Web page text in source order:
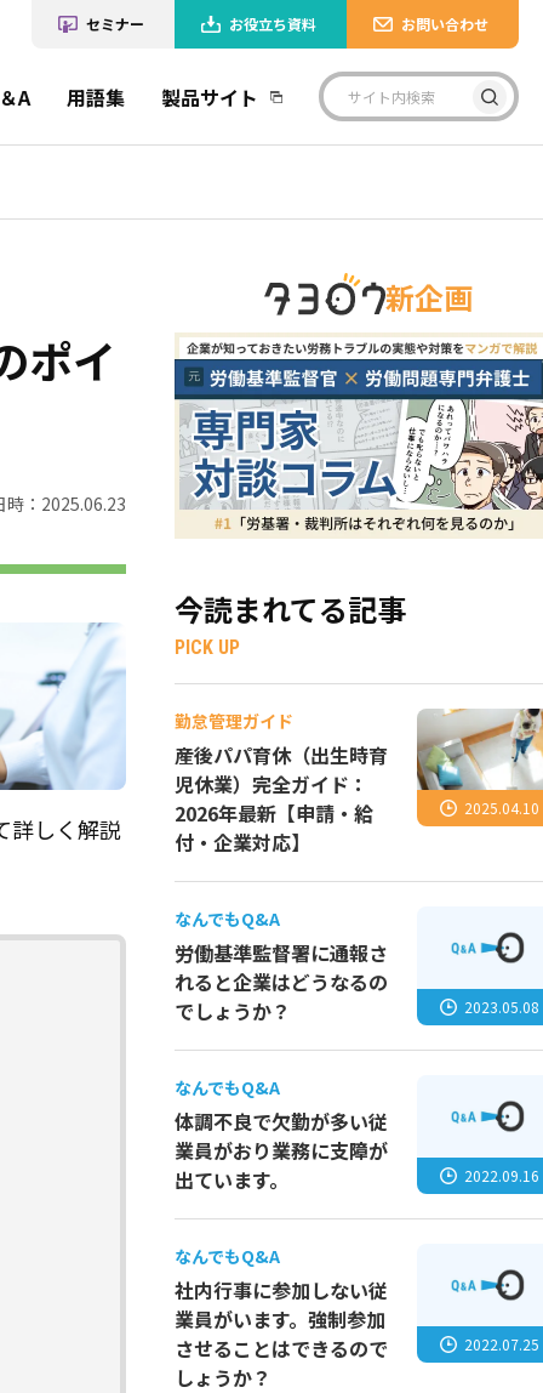
A 用語集 製品サイト
セミナー お役立ち資料 お問い合わせ
ポイ
時：2025.06.23
詳しく解説
新企画
今読まれてる記事
PICK UP
勤怠管理ガイド
産後パパ育休（出生時育
児休業）完全ガイド：
2026年最新【申請・給
付・企業対応】
2025.04.10
なんでもQ&A
労働基準監督署に通報さ
れると企業はどうなるの
でしょうか？
2023.05.08
なんでもQ&A
体調不良で欠勤が多い従
業員がおり業務に支障が
出ています。
2022.09.16
なんでもQ&A
社内行事に参加しない従
業員がいます。強制参加
させることはできるので
しょうか？
2022.07.25